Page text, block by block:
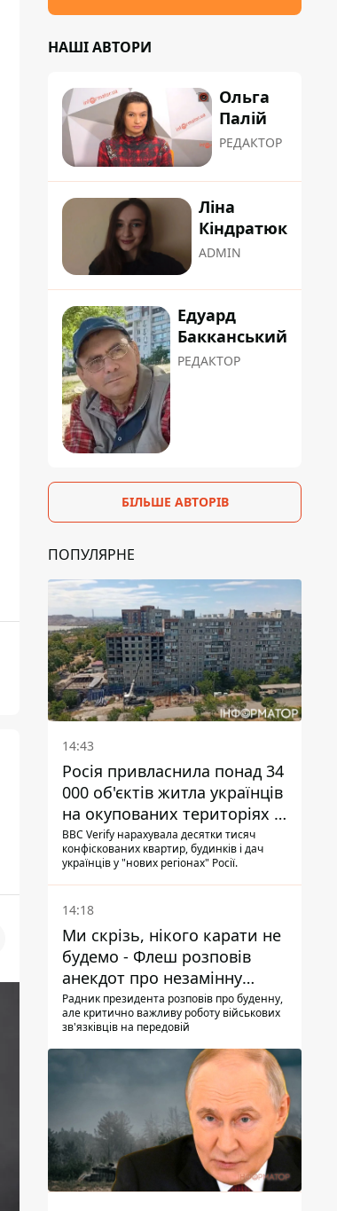
НАШІ АВТОРИ
Ольга
Палій
РЕДАКТОР
Ліна
Кіндратюк
ADMIN
Едуард
Бакканський
РЕДАКТОР
БІЛЬШЕ АВТОРІВ
ПОПУЛЯРНЕ
14:43
Росія привласнила понад 34
000 об'єктів житла українців
на окупованих територіях -
розслідування BBC
BBC Verify нарахувала десятки тисяч
конфіскованих квартир, будинків і дач
українців у "нових регіонах" Росії.
14:18
Ми скрізь, нікого карати не
будемо - Флеш розповів
анекдот про незамінну
роботу зв’язківців на фронті
Радник президента розповів про буденну,
але критично важливу роботу військових
зв'язківців на передовій